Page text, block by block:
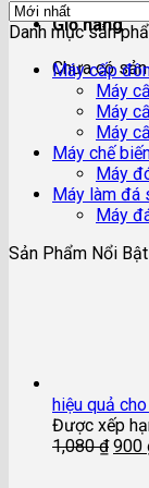
Giỏ hàng
Chưa có
Danh mục sản
Máy cấp
Máy
Máy
Máy
Máy chế
Máy
Máy làm đá
Máy
Sản Phẩm Nổi Bật
hiệu quả
Được xếp
1,080₫ 900